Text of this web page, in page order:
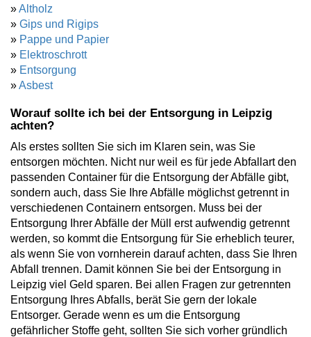
»Altholz
» Gips und Rigips
» Pappe und Papier
» Elektroschrott
» Entsorgung
»Asbest
Worauf sollte ich bei der Entsorgung in Leipzig
achten?
Als erstes sollten Sie sich im Klaren sein, was Sie
entsorgen möchten. Nicht nur weil es für jede Abfallart den
passenden Container für die Entsorgung der Abfälle gibt,
sondern auch, dass Sie Ihre Abfälle möglichst getrennt in
verschiedenen Containern entsorgen. Muss bei der
Entsorgung Ihrer Abfälle der Müll erst aufwendig getrennt
werden, so kommt die Entsorgung für Sie erheblich teurer,
als wenn Sie von vornherein darauf achten, dass Sie Ihren
Abfall trennen. Damit können Sie bei der Entsorgung in
Leipzig viel Geld sparen. Bei allen Fragen zur getrennten
Entsorgung Ihres Abfalls, berät Sie gern der lokale
Entsorger. Gerade wenn es um die Entsorgung
gefährlicher Stoffe geht, sollten Sie sich vorher gründlich